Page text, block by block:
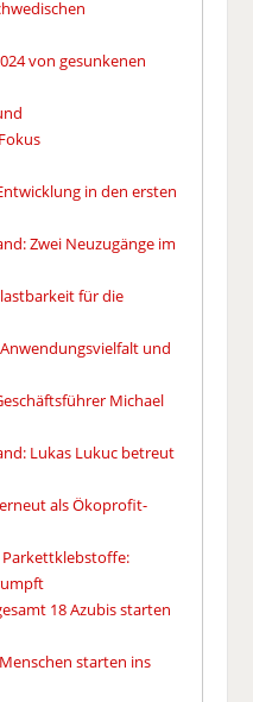
von gesunkenen
in den ersten
Zwei Neuzugänge im
für die
und
Michael
Lukas Lukuc betreut
als Ökoprofit-
18 Azubis starten
starten ins